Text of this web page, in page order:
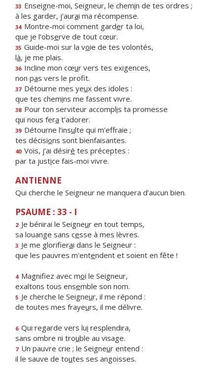
33 Enseigne-moi, Seigneur, le chemin de tes ordres ;
à les garder, j’aurai ma récompense.
34 Montre-moi comment garder ta loi,
que je l’observe de tout cœur.
35 Guide-moi sur la voie de tes volontés,
là, je me plais.
36 Incline mon cœur vers tes exigences,
non pas vers le profit.
37 Détourne mes yeux des idoles :
que tes chemins me fassent vivre.
38 Pour ton serviteur accomplis ta promesse
qui nous fera t’adorer.
39 Détourne l’insulte qui m’effraie ;
tes décisions sont bienfaisantes.
40 Vois, j’ai désiré tes préceptes :
par ta justice fais-moi vivre.
ANTIENNE
Qui cherche le Seigneur ne manquera d’aucun bien.
PSAUME : 33 - I
2 Je bénirai le Seigneur en tout temps,
sa louange sans cesse à mes lèvres.
3 Je me glorifierai dans le Seigneur :
que les pauvres m'entendent et soient en fête !
4 Magnifiez avec moi le Seigneur,
exaltons tous ensemble son nom.
5 Je cherche le Seigneur, il me répond :
de toutes mes frayeurs, il me délivre.
6 Qui regarde vers lui resplendira,
sans ombre ni trouble au visage.
7 Un pauvre crie ; le Seigneur entend :
il le sauve de toutes ses angoisses.